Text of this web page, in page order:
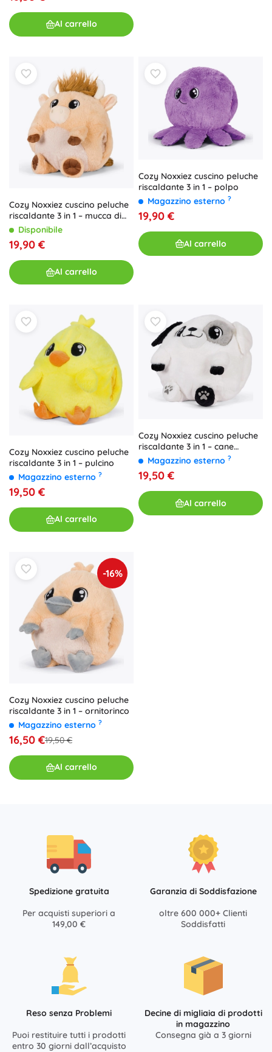
Al carrello
Cozy Noxxiez cuscino peluche
riscaldante 3 in 1 – mucca di
montagna
Disponibile
19,90 €
Al carrello
Cozy Noxxiez cuscino peluche
riscaldante 3 in 1 – polpo
Magazzino esterno ?
19,90 €
Al carrello
Cozy Noxxiez cuscino peluche
riscaldante 3 in 1 – pulcino
Magazzino esterno ?
19,50 €
Al carrello
Cozy Noxxiez cuscino peluche
riscaldante 3 in 1 – cane
bianco
Magazzino esterno ?
19,50 €
Al carrello
-16%
Cozy Noxxiez cuscino peluche
riscaldante 3 in 1 – ornitorinco
Magazzino esterno ?
16,50 €19,50 €
Al carrello
Spedizione gratuita
Per acquisti superiori a
149,00 €
Garanzia di Soddisfazione
oltre 600 000+ Clienti
Soddisfatti
Reso senza Problemi
Puoi restituire tutti i prodotti
entro 30 giorni dall’acquisto
Decine di migliaia di prodotti
in magazzino
Consegna già a 3 giorni